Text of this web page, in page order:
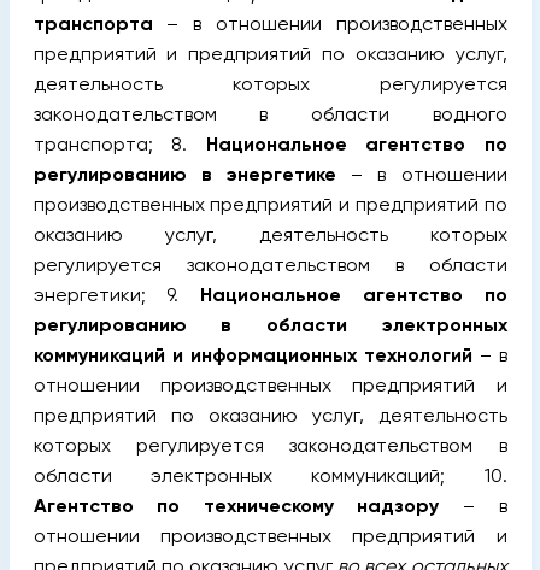
транспорта – в отношении производственных
предприятий и предприятий по оказанию услуг,
деятельность которых регулируется
законодательством в области водного
транспорта; 8. Национальное агентство по
регулированию в энергетике – в отношении
производственных предприятий и предприятий по
оказанию услуг, деятельность которых
регулируется законодательством в области
энергетики; 9. Национальное агентство по
регулированию в области электронных
коммуникаций и информационных технологий – в
отношении производственных предприятий и
предприятий по оказанию услуг, деятельность
которых регулируется законодательством в
области электронных коммуникаций; 10.
Агентство по техническому надзору – в
отношении производственных предприятий и